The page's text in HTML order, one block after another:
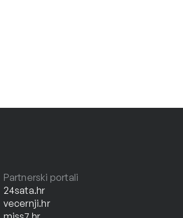
Partnerski portali
24sata.hr
vecernji.hr